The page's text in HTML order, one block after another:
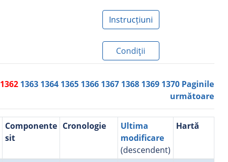
Instrucțiuni
Condiţii
1362 1363 1364 1365 1366 1367 1368 1369 1370 Paginile
următoare
Componente
sit
Cronologie
Ultima
modificare
(descendent)
Hartă